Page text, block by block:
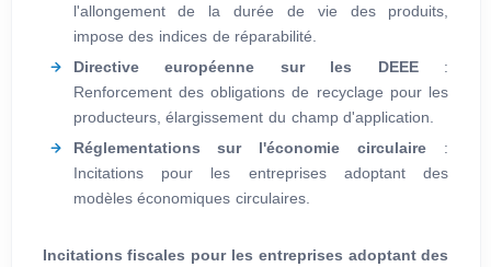
l'allongement de la durée de vie des produits,
impose des indices de réparabilité.
Directive européenne sur les DEEE:
Renforcement des obligations de recyclage pour les
producteurs, élargissement du champ d'application.
Réglementations sur l'économie circulaire :
Incitations pour les entreprises adoptant des
modèles économiques circulaires.
Incitations fiscales pour les entreprises adoptant des